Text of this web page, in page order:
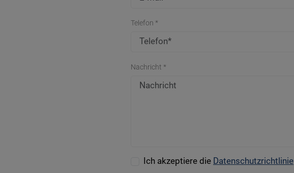
Telefon *
Nachricht *
Ich akzeptiere die Datenschutzrichtlinie